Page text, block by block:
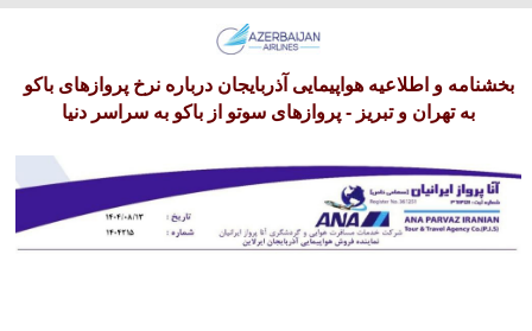
بخشنامه و اطلاعیه هواپیمایی آذربایجان درباره نرخ پروازهای باکو
به تهران و تبریز - پروازهای سوتو از باکو به سراسر دنیا